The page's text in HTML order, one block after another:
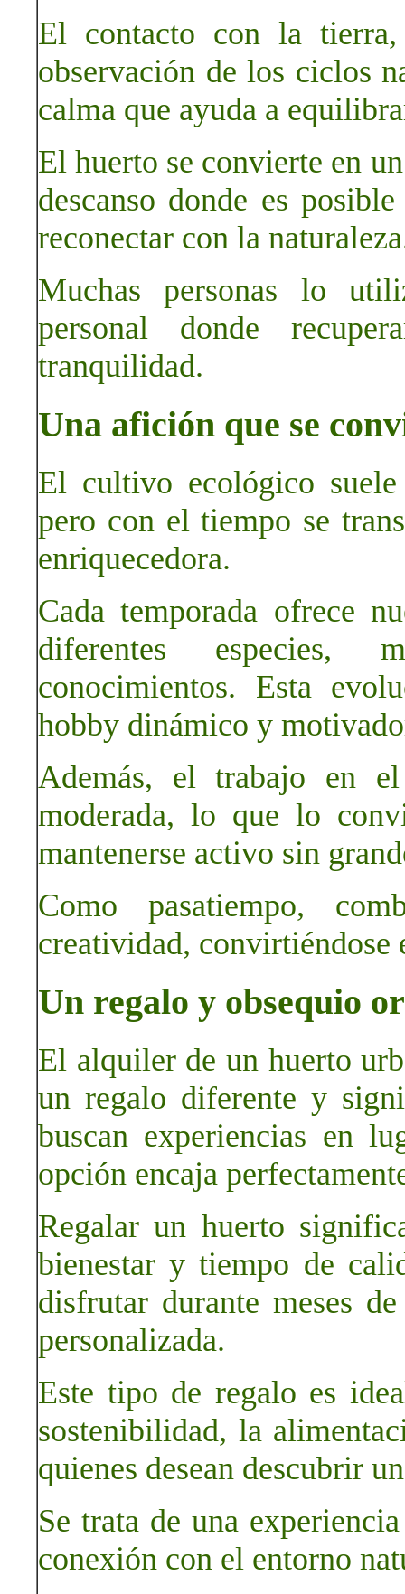
El contacto con la
observación de los ciclos
calma que ayuda a
El huerto se convierte en
descanso donde es
reconectar con la
Muchas personas lo
personal donde
tranquilidad.
Una afición que se
El cultivo ecológico
pero con el tiempo se
enriquecedora.
Cada temporada ofrece
diferentes especies,
conocimientos. Esta
hobby dinámico y
Además, el trabajo en
moderada, lo que lo
mantenerse activo sin
Como pasatiempo,
creatividad, convirtiéndose
Un regalo y obsequio
El alquiler de un huerto
un regalo diferente y
buscan experiencias en
opción encaja
Regalar un huerto
bienestar y tiempo de
disfrutar durante meses
personalizada.
Este tipo de regalo es
sostenibilidad, la
quienes desean descubrir
Se trata de una
conexión con el entorno